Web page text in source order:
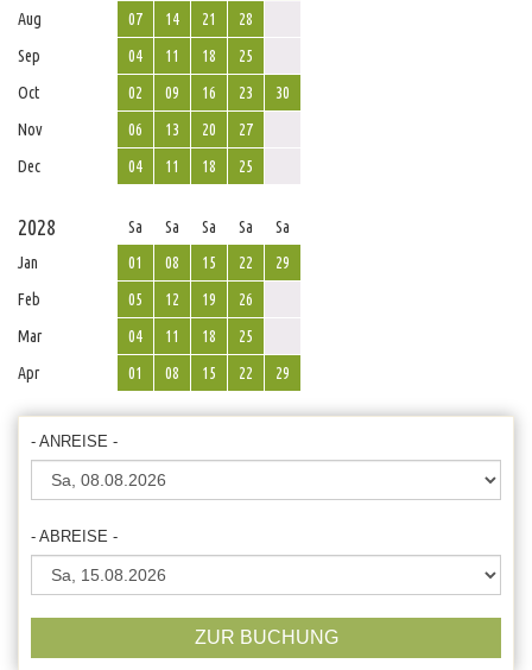
Aug
07 14 21
28
Sep
04 11 18
25
Oct
02 09 16 23
30
Nov
06 13 20
27
Dec
04 11 18 25
2028 Sa Sa Sa Sa
Sa
Jan
01 08 15 22
29
Feb
05 12 19
26
Mar
04 11 18
25
Apr
01 08 15 22 29
- ANREISE -
- ABREISE -
ZUR BUCHUNG